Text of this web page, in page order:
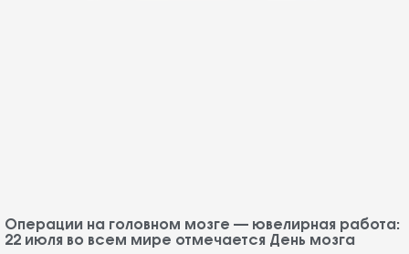
Операции на головном мозге — ювелирная работа:
22 июля во всем мире отмечается День мозга